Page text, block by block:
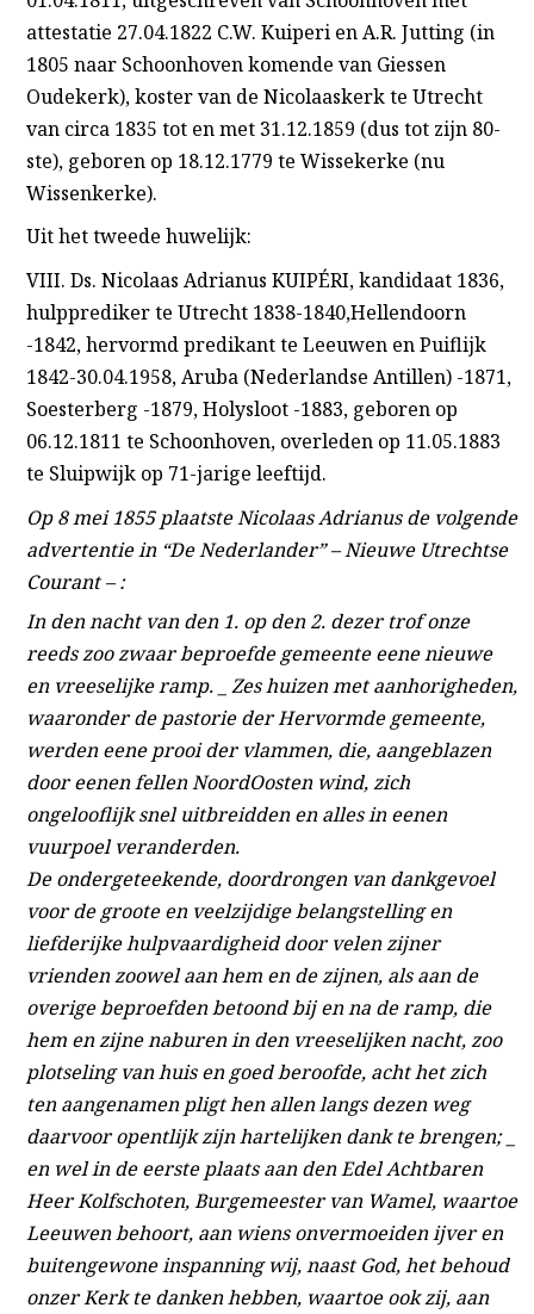
attestatie 27.04.1822 C.W. Kuiperi en A.R. Jutting (in
1805 naar Schoonhoven komende van Giessen
Oudekerk), koster van de Nicolaaskerk te Utrecht
van circa 1835 tot en met 31.12.1859 (dus tot zijn 80-
ste), geboren op 18.12.1779 te Wissekerke (nu
Wissenkerke).
Uit het tweede huwelijk:
VIII. Ds. Nicolaas Adrianus KUIPÉRI, kandidaat 1836,
hulpprediker te Utrecht 1838-1840,Hellendoorn
-1842, hervormd predikant te Leeuwen en Puiflijk
1842-30.04.1958, Aruba (Nederlandse Antillen) -1871,
Soesterberg -1879, Holysloot -1883, geboren op
06.12.1811 te Schoonhoven, overleden op 11.05.1883
te Sluipwijk op 71-jarige leeftijd.
Op 8 mei 1855 plaatste Nicolaas Adrianus de volgende
advertentie in “De Nederlander” – Nieuwe Utrechtse
Courant – :
In den nacht van den 1. op den 2. dezer trof onze
reeds zoo zwaar beproefde gemeente eene nieuwe
en vreeselijke ramp. _ Zes huizen met aanhorigheden,
waaronder de pastorie der Hervormde gemeente,
werden eene prooi der vlammen, die, aangeblazen
door eenen fellen NoordOosten wind, zich
ongelooflijk snel uitbreidden en alles in eenen
vuurpoel veranderden.
De ondergeteekende, doordrongen van dankgevoel
voor de groote en veelzijdige belangstelling en
liefderijke hulpvaardigheid door velen zijner
vrienden zoowel aan hem en de zijnen, als aan de
overige beproefden betoond bij en na de ramp, die
hem en zijne naburen in den vreeselijken nacht, zoo
plotseling van huis en goed beroofde, acht het zich
ten aangenamen pligt hen allen langs dezen weg
daarvoor opentlijk zijn hartelijken dank te brengen; _
en wel in de eerste plaats aan den Edel Achtbaren
Heer Kolfschoten, Burgemeester van Wamel, waartoe
Leeuwen behoort, aan wiens onvermoeiden ijver en
buitengewone inspanning wij, naast God, het behoud
onzer Kerk te danken hebben, waartoe ook zij, aan